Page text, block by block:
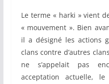
Le terme « harki » vient
« mouvement ». Bien
il a désigné les actions
clans contre d’autres
ne s’appelait pas
acceptation actuelle,